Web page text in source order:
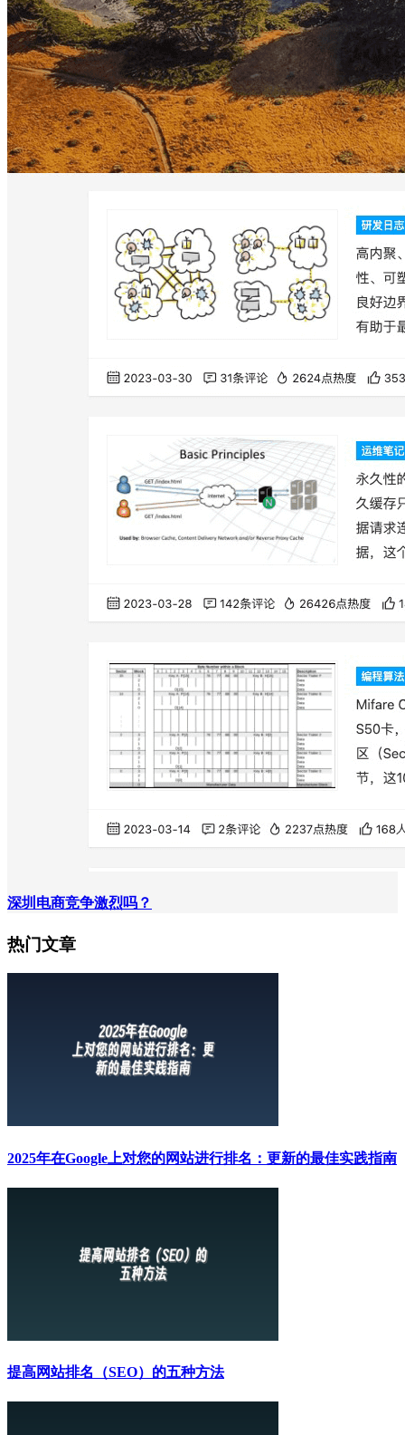
深圳电商竞争激烈吗？
热门文章
2025年在Google上对您的网站进行排名：更新的最佳实践指南
提高网站排名（SEO）的五种方法